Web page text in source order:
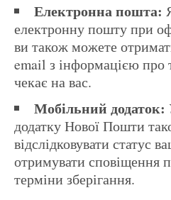
Електронна пошта:
електронну пошту при
ви також можете
email з інформацією про
чекає на вас.
Мобільний додаток:
додатку Нової Пошти
відслідковувати статус
отримувати сповіщення
терміни зберігання.